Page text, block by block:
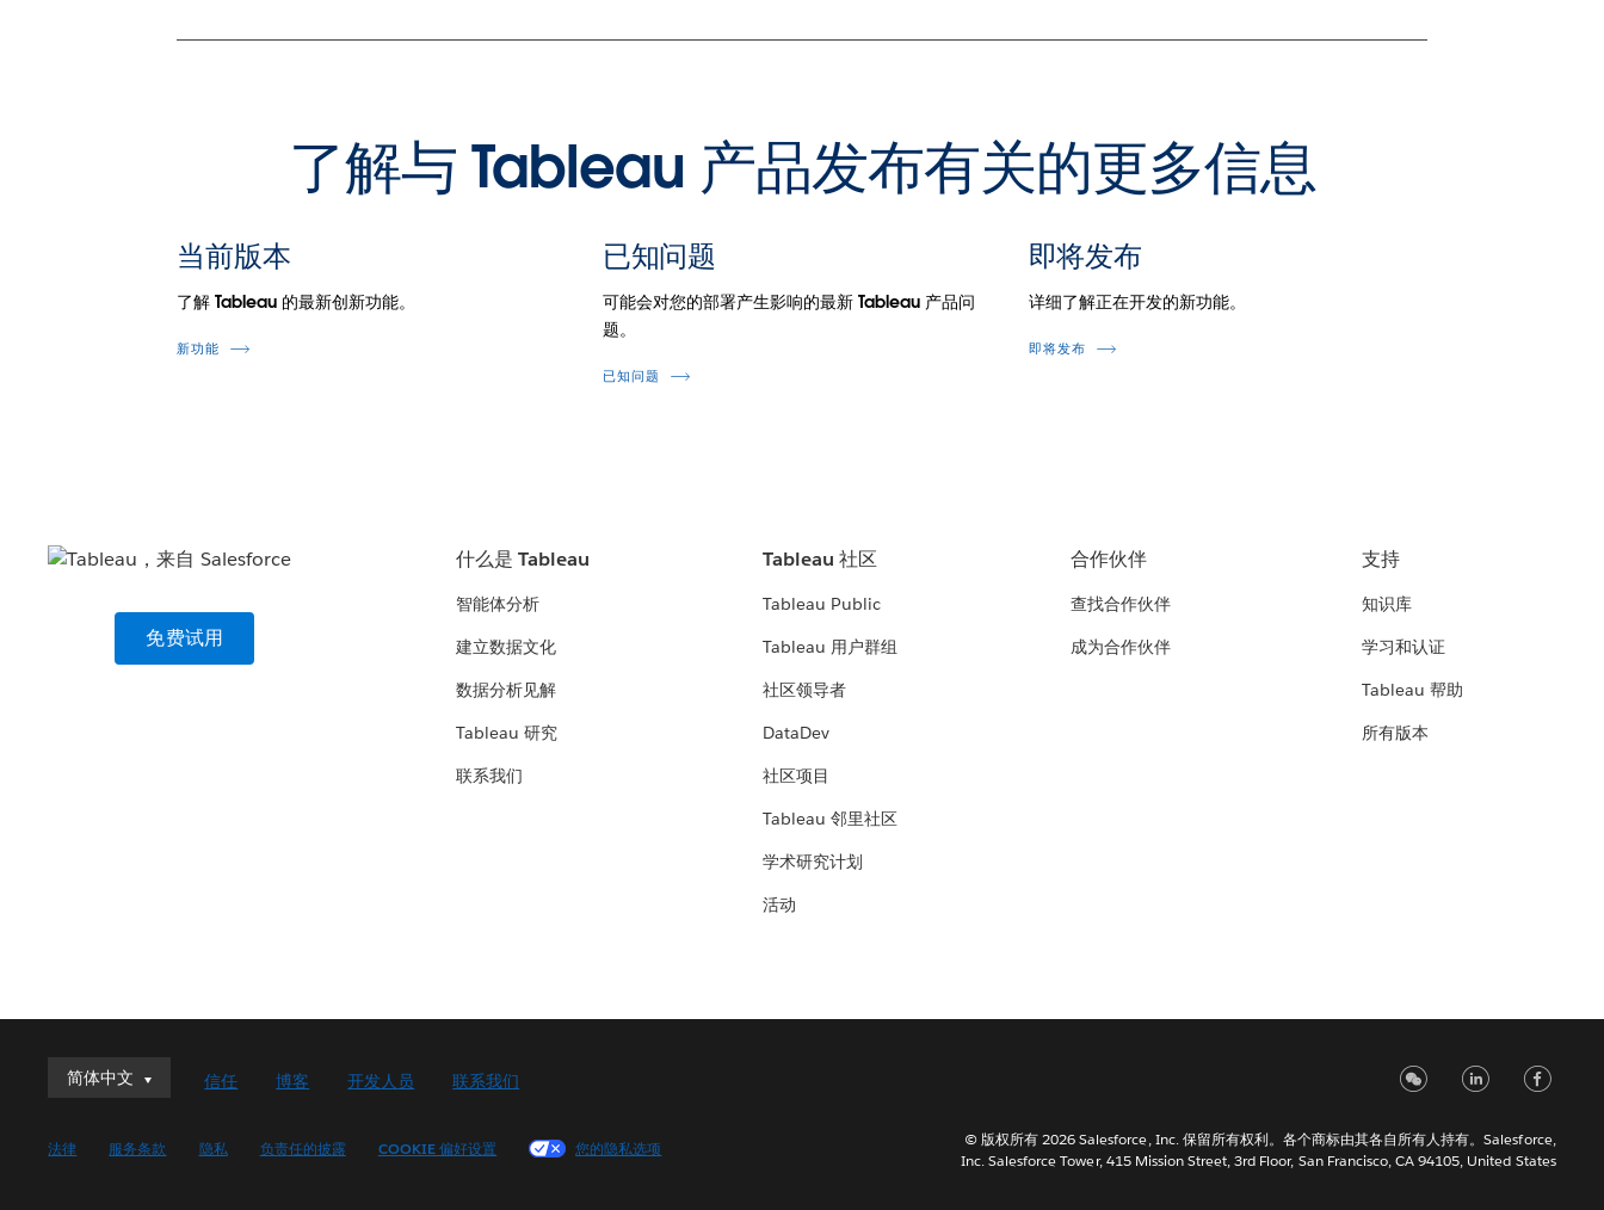
了解与 Tableau 产品发布有关的更多信息
当前版本
了解 Tableau 的最新创新功能。
新功能
已知问题
可能会对您的部署产生影响的最新 Tableau 产品问
题。
已知问题
即将发布
详细了解正在开发的新功能。
即将发布
免费试用
什么是 Tableau
智能体分析
建立数据文化
数据分析见解
Tableau 研究
联系我们
Tableau 社区
Tableau Public
Tableau 用户群组
社区领导者
DataDev
社区项目
Tableau 邻里社区
学术研究计划
活动
合作伙伴
查找合作伙伴
成为合作伙伴
支持
知识库
学习和认证
Tableau 帮助
所有版本
简体中文
简体中文
English (UK)
信任 博客 开发人员 联系我们
法律 服务条款 隐私 负责任的披露 COOKIE 偏好设置 您的隐私选项
© 版权所有 2026 Salesforce, Inc. 保留所有权利。各个商标由其各自所有人持有。Salesforce,
Inc. Salesforce Tower, 415 Mission Street, 3rd Floor, San Francisco, CA 94105, United States